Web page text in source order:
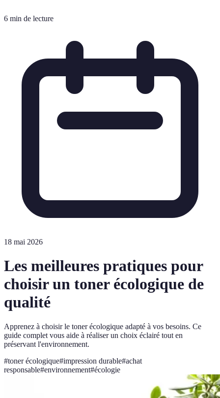
6 min de lecture
18 mai 2026
Les meilleures pratiques pour
choisir un toner écologique de
qualité
Apprenez à choisir le toner écologique adapté à vos besoins. Ce
guide complet vous aide à réaliser un choix éclairé tout en
préservant l'environnement.
#toner écologique#impression durable#achat
responsable#environnement#écologie